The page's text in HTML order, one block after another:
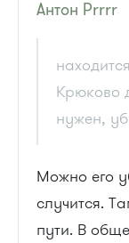
Антон Рrrrr
Крюково
нужен,
Можно его
случится.
пути. В